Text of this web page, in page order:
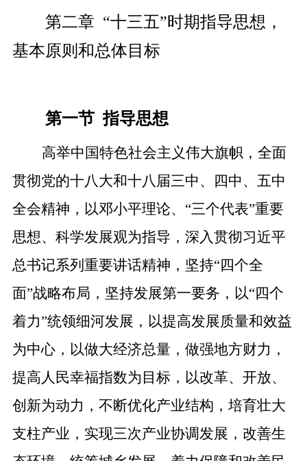
第二章 “十三五”时期指导思想，
基本原则和总体目标
第一节 指导思想
高举中国特色社会主义伟大旗帜，全面
贯彻党的十八大和十八届三中、四中、五中
全会精神，以邓小平理论、 “三个代表”重要
思想、科学发展观为指导，深入贯彻习近平
总书记系列重要讲话精神，坚持“四个全
面”战略布局，坚持发展第一要务，以“四个
着力”统领细河发展，以提高发展质量和效益
为中心，以做大经济总量，做强地方财力，
提高人民幸福指数为目标，以改革、开放、
创新为动力，不断优化产业结构，培育壮大
支柱产业，实现三次产业协调发展，改善生